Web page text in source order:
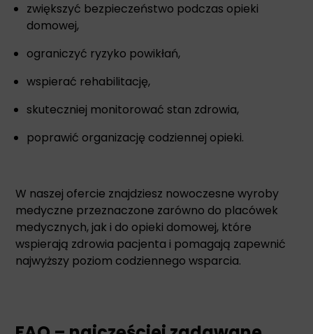
zwiększyć bezpieczeństwo podczas opieki
domowej,
ograniczyć ryzyko powikłań,
wspierać rehabilitację,
skuteczniej monitorować stan zdrowia,
poprawić organizację codziennej opieki.
W naszej ofercie znajdziesz nowoczesne wyroby
medyczne przeznaczone zarówno do placówek
medycznych, jak i do opieki domowej, które
wspierają zdrowia pacjenta i pomagają zapewnić
najwyższy poziom codziennego wsparcia.